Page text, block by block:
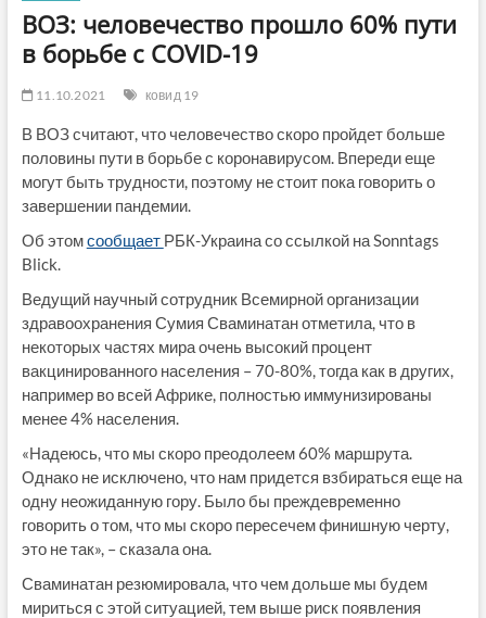
ВОЗ: человечество прошло 60% пути
в борьбе с COVID-19
11.10.2021 ковид 19
В ВОЗ считают, что человечество скоро пройдет больше
половины пути в борьбе с коронавирусом. Впереди еще
могут быть трудности, поэтому не стоит пока говорить о
завершении пандемии.
Об этомсообщает РБК-Украина со ссылкой на Sonntags
Blick.
Ведущий научный сотрудник Всемирной организации
здравоохранения Сумия Сваминатан отметила, что в
некоторых частях мира очень высокий процент
вакцинированного населения – 70-80%, тогда как в других,
например во всей Африке, полностью иммунизированы
менее 4% населения.
«Надеюсь, что мы скоро преодолеем 60% маршрута.
Однако не исключено, что нам придется взбираться еще на
одну неожиданную гору. Было бы преждевременно
говорить о том, что мы скоро пересечем финишную черту,
это не так», – сказала она.
Сваминатан резюмировала, что чем дольше мы будем
мириться с этой ситуацией, тем выше риск появления